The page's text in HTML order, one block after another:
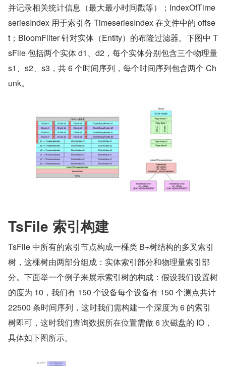
并记录相关统计信息（最大最小时间戳等）；IndexOfTime
seriesIndex 用于索引各 TimeseriesIndex 在文件中的 offse
t；BloomFilter 针对实体（Entity）的布隆过滤器。下图中 T
sFile 包括两个实体 d1、d2，每个实体分别包含三个物理量
s1、s2、s3，共 6 个时间序列，每个时间序列包含两个 Ch
unk。
TsFile 索引构建
TsFile 中所有的索引节点构成一棵类 B+树结构的多叉索引
树，这棵树由两部分组成：实体索引部分和物理量索引部
分。下面举一个例子来展示索引树的构成：假设我们设置树
的度为 10，我们有 150 个设备每个设备有 150 个测点共计
22500 条时间序列，这时我们需构建一个深度为 6 的索引
树即可，这时我们查询数据所在位置需做 6 次磁盘的 IO，
具体如下图所示。